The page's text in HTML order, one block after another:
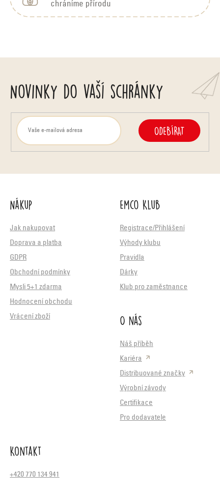
chráníme přírodu
Novinky do vaší schránky
ODEBÍRAT
Nákup
Jak nakupovat
Doprava a platba
GDPR
Obchodní podmínky
Mysli 5+1 zdarma
Hodnocení obchodu
Vrácení zboží
Emco Klub
Registrace/Přihlášení
Výhody klubu
Pravidla
Dárky
Klub pro zaměstnance
O nás
Náš příběh
Kariéra
Distribuované značky
Výrobní závody
Certifikace
Pro dodavatele
Kontakt
+420 770 134 941